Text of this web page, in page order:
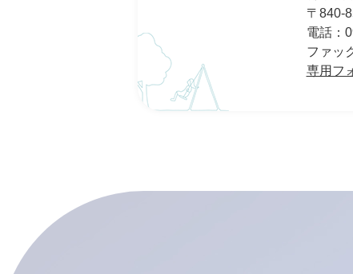
〒840-
電話：
ファッ
専用フ